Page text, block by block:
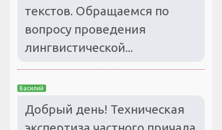
текстов. Обращаемся по
вопросу проведения
лингвистической...
Василий
Добрый день! Техническая